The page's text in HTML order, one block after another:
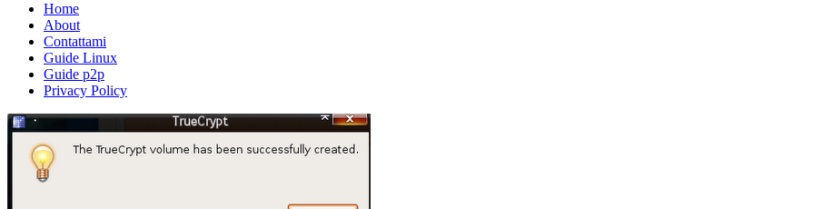
Home
About
Contattami
Guide Linux
Guide p2p
Privacy Policy